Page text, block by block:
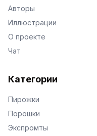
Авторы
Иллюстрации
О проекте
Чат
Категории
Пирожки
Порошки
Экспромты